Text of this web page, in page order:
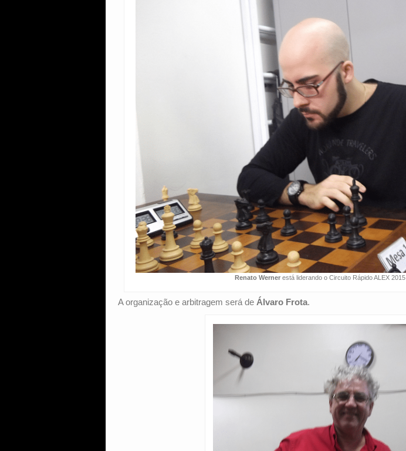
Renato Werner está liderando o Circuito Rápido ALEX 2015
A organização e arbitragem será de Álvaro Frota.